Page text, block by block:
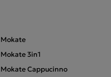
Mokate
Mokate 3in1
Mokate Cappucinno